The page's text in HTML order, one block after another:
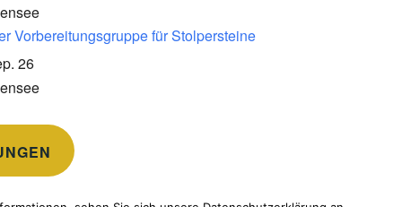
Vorbereitungsgruppe für Stolpersteine
26